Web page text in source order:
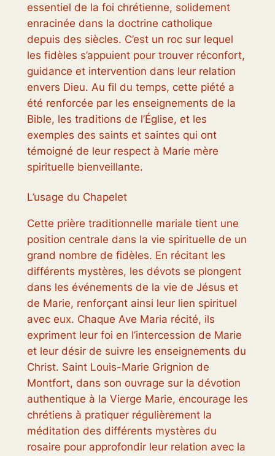
essentiel de la foi chrétienne, solidement
enracinée dans la doctrine catholique
depuis des siècles. C’est un roc sur lequel
les fidèles s’appuient pour trouver réconfort,
guidance et intervention dans leur relation
envers Dieu. Au fil du temps, cette piété a
été renforcée par les enseignements de la
Bible, les traditions de l’Église, et les
exemples des saints et saintes qui ont
témoigné de leur respect à Marie mère
spirituelle bienveillante.
L’usage du Chapelet
Cette prière traditionnelle mariale tient une
position centrale dans la vie spirituelle de un
grand nombre de fidèles. En récitant les
différents mystères, les dévots se plongent
dans les événements de la vie de Jésus et
de Marie, renforçant ainsi leur lien spirituel
avec eux. Chaque Ave Maria récité, ils
expriment leur foi en l’intercession de Marie
et leur désir de suivre les enseignements du
Christ. Saint Louis-Marie Grignion de
Montfort, dans son ouvrage sur la dévotion
authentique à la Vierge Marie, encourage les
chrétiens à pratiquer régulièrement la
méditation des différents mystères du
rosaire pour approfondir leur relation avec la